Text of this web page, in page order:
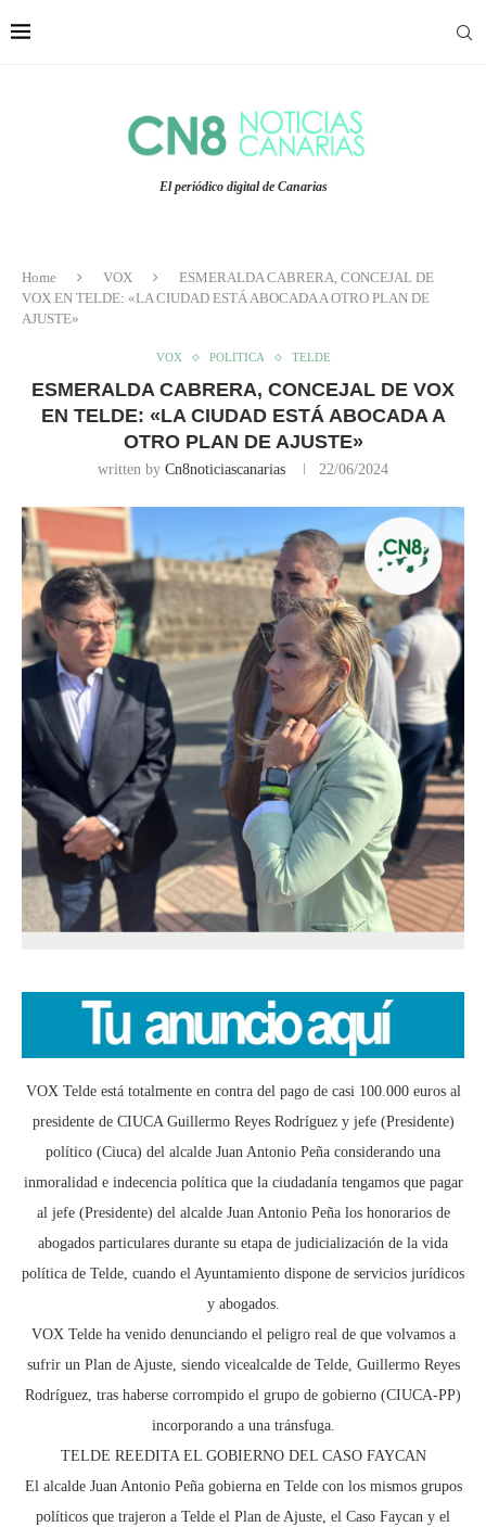
El periódico digital de Canarias
Home VOX
ESMERALDA CABRERA, CONCEJAL DE
VOX EN TELDE: «LA CIUDAD ESTÁ ABOCADA A OTRO PLAN DE
AJUSTE»
VOX POLÍTICA TELDE
ESMERALDA CABRERA, CONCEJAL DE VOX
EN TELDE: «LA CIUDAD ESTÁ ABOCADA A
OTRO PLAN DE AJUSTE»
written by Cn8noticiascanarias 22/06/2024
VOX Telde está totalmente en contra del pago de casi 100.000 euros al
presidente de CIUCA Guillermo Reyes Rodríguez y jefe (Presidente)
político (Ciuca) del alcalde Juan Antonio Peña considerando una
inmoralidad e indecencia política que la ciudadanía tengamos que pagar
al jefe (Presidente) del alcalde Juan Antonio Peña los honorarios de
abogados particulares durante su etapa de judicialización de la vida
política de Telde, cuando el Ayuntamiento dispone de servicios jurídicos
y abogados.
VOX Telde ha venido denunciando el peligro real de que volvamos a
sufrir un Plan de Ajuste, siendo vicealcalde de Telde, Guillermo Reyes
Rodríguez, tras haberse corrompido el grupo de gobierno (CIUCA-PP)
incorporando a una tránsfuga.
TELDE REEDITA EL GOBIERNO DEL CASO FAYCAN
El alcalde Juan Antonio Peña gobierna en Telde con los mismos grupos
políticos que trajeron a Telde el Plan de Ajuste, el Caso Faycan y el